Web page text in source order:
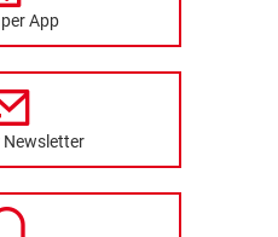
App
Newsletter